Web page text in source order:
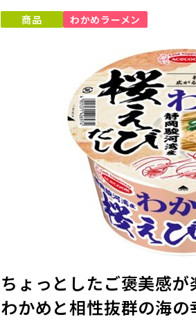
商品 わかめラーメン
ちょっとしたご褒美感が
わかめと相性抜群の海